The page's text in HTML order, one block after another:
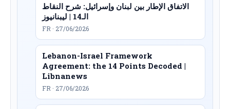
الاتفاق الإطار بين لبنان وإسرائيل: شرح النقاط
الـ14 | ليبنانيوز
FR · 27/06/2026
Lebanon-Israel Framework
Agreement: the 14 Points Decoded |
Libnanews
FR · 27/06/2026